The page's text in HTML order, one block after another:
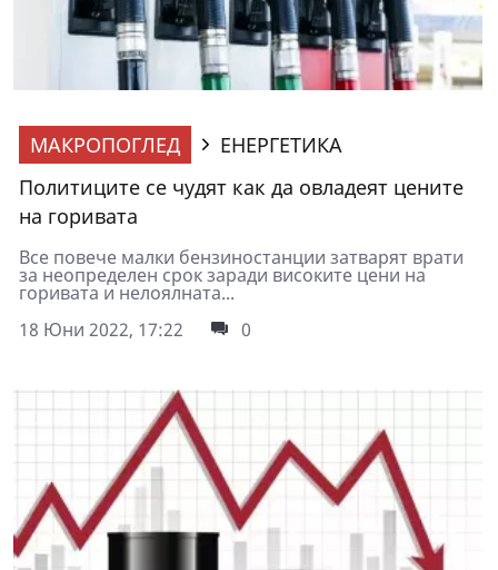
МАКРОПОГЛЕД
ЕНЕРГЕТИКА
Политиците се чудят как да овладеят цените
на горивата
Все повече малки бензиностанции затварят врати
за неопределен срок заради високите цени на
горивата и нелоялната...
18 Юни 2022, 17:22
0